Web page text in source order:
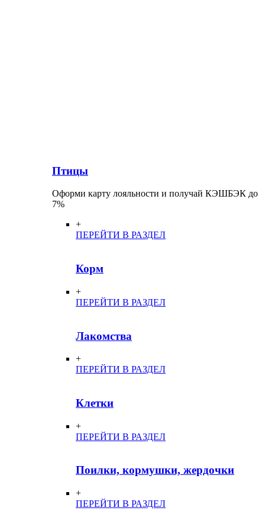
Птицы
Оформи карту лояльности и получай КЭШБЭК до
7%
+
ПЕРЕЙТИ В РАЗДЕЛ
Корм
+
ПЕРЕЙТИ В РАЗДЕЛ
Лакомства
+
ПЕРЕЙТИ В РАЗДЕЛ
Клетки
+
ПЕРЕЙТИ В РАЗДЕЛ
Поилки, кормушки, жердочки
+
ПЕРЕЙТИ В РАЗДЕЛ